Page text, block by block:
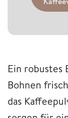
Ein robustes
Bohnen
das